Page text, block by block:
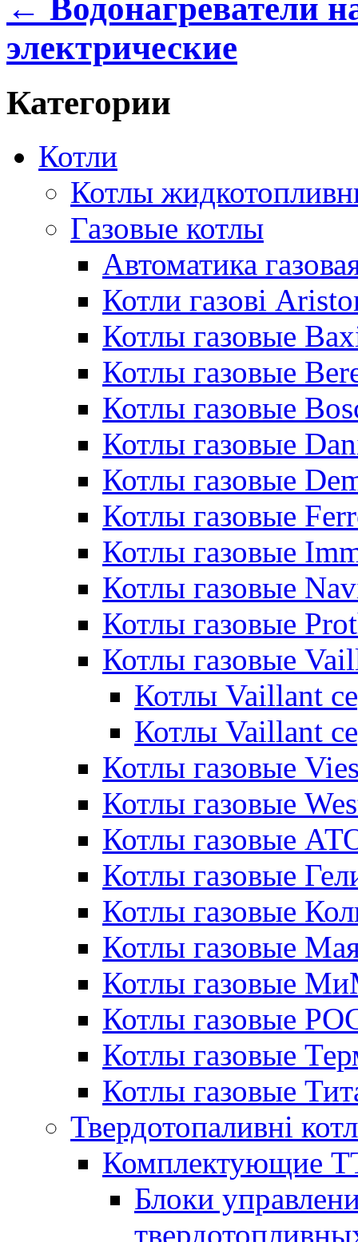
← Водонагреватели
электрические
Категории
Котли
Котлы
Газовые котлы
Автоматика
Котли газові
Котлы газовые
Котлы газовые
Котлы газовые
Котлы газовые
Котлы газовые
Котлы газовые
Котлы газовые
Котлы газовые
Котлы газовые
Котлы газовые
Котлы Vaillant
Котлы Vaillant
Котлы газовые
Котлы газовые
Котлы газовые
Котлы газовые
Котлы газовые
Котлы газовые
Котлы газовые
Котлы газовые
Котлы газовые
Котлы газовые
Твердотопаливні
Комплектующие
Блоки